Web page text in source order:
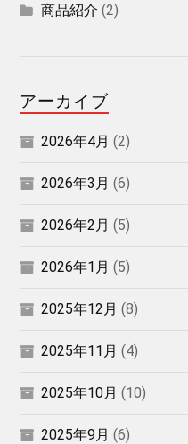
商品紹介 (2)
アーカイブ
2026年4月 (2)
2026年3月 (6)
2026年2月 (5)
2026年1月 (5)
2025年12月 (8)
2025年11月 (4)
2025年10月 (10)
2025年9月 (6)